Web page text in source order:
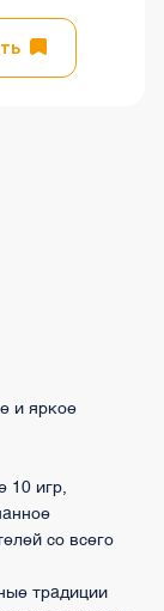
и яркое
10 игр,
со всего
традиции